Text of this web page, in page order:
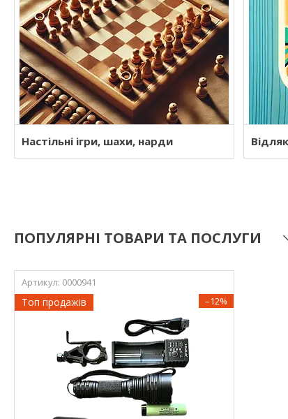
Настільні ігри, шахи, нарди
ПОПУЛЯРНІ ТОВАРИ ТА ПОСЛУГИ
0000941
Топ продажів –12%